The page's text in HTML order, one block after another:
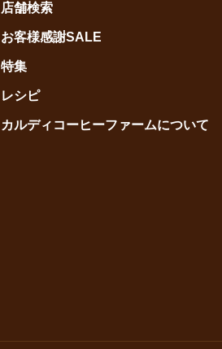
店舗検索
お客様感謝SALE
特集
レシピ
カルディコーヒーファームについて